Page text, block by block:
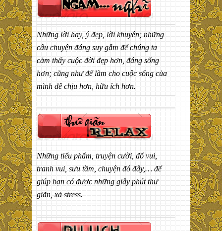
Những lời hay, ý đẹp, lời khuyên; những
câu chuyện đáng suy gẫm để chúng ta
cảm thấy cuộc đời đẹp hơn, đáng sống
hơn; cũng như để làm cho cuộc sống của
mình dễ chịu hơn, hữu ích hơn.
Những tiểu phẩm, truyện cười, đố vui,
tranh vui, sưu tầm, chuyện đó đây,… để
giúp bạn có được những giây phút thư
giãn, xả stress.